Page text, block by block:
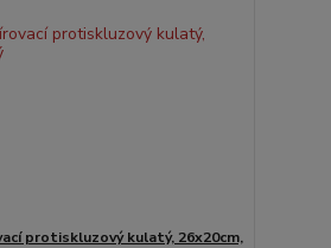
protiskluzový kulatý, 26x20cm,